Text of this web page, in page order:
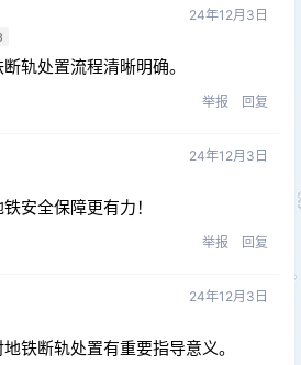
24年12月3日
轨处置流程清晰明确。
举报 回复
24年12月3日
安全保障更有力！
举报 回复
24年12月3日
铁断轨处置有重要指导意义。